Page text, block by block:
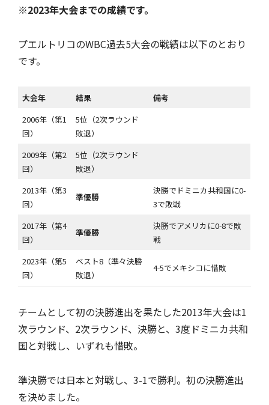
※2023年大会までの成績です。
プエルトリコのWBC過去5大会の戦績は以下のとおり
です。
大会年 結果
備考
2006年（第1
回）
5位（2次ラウンド
敗退）
2009年（第2
回）
5位（2次ラウンド
敗退）
2013年（第3
回）
準優勝
決勝でドミニカ共和国に0-
3で敗戦
2017年（第4
回）
準優勝
決勝でアメリカに0-8で敗
戦
2023年（第5
回）
ベスト8（準々決勝
敗退）
4-5でメキシコに惜敗
チームとして初の決勝進出を果たした2013年大会は1
次ラウンド、2次ラウンド、決勝と、3度ドミニカ共和
国と対戦し、いずれも惜敗。
準決勝では日本と対戦し、3-1で勝利。初の決勝進出
を決めました。